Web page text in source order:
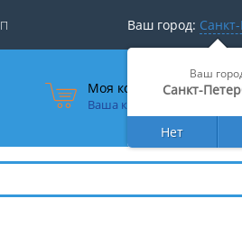
Ваш город:
Ваш
Санкт-
Нет
Моя корзина
Ваша корзина пуста